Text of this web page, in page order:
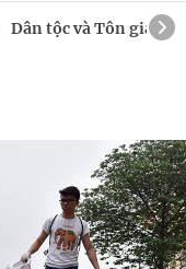
Dân tộc và Tôn giáo